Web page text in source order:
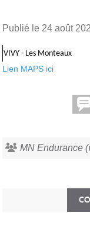
Publié le 24 août
VIVY - Les Monteaux
Lien MAPS ici
MN Endurance